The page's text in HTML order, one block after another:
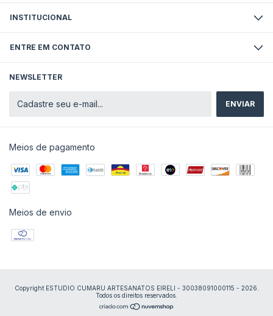
INSTITUCIONAL
ENTRE EM CONTATO
NEWSLETTER
Meios de pagamento
Meios de envio
Copyright ESTUDIO CUMARU ARTESANATOS EIRELI - 30038091000115 - 2026.
Todos os direitos reservados.